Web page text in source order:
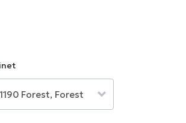
générale.
par l'équipe de Doctoranytime et se base sur des